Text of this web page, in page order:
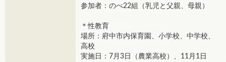
参加者：のべ22組（乳児と父親、母親）
＊性教育
場所：府中市内保育園、小学校、中学校、
高校
実施日：7月3日（農業高校）、11月1日